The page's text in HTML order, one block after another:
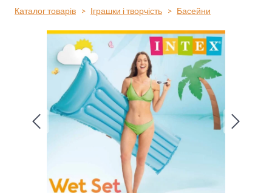
Каталог товарів Іграшки і творчість Басейни